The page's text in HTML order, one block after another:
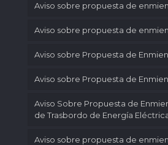
Aviso sobre propuesta de
Aviso sobre propuesta de
Aviso sobre Propuesta de
Aviso sobre Propuesta de
Aviso Sobre Propuesta de
de Trasbordo de Energía
Aviso sobre propuesta de